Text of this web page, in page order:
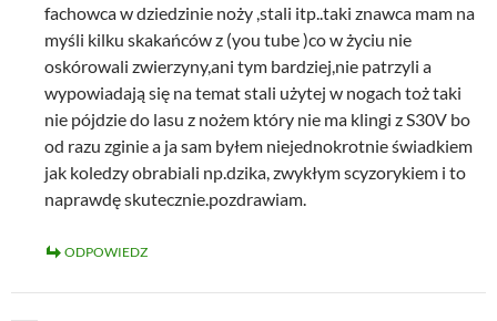
fachowca w dziedzinie noży ,stali itp..taki znawca mam na
myśli kilku skakańców z (you tube )co w życiu nie
oskórowali zwierzyny,ani tym bardziej,nie patrzyli a
wypowiadają się na temat stali użytej w nogach toż taki
nie pójdzie do lasu z nożem który nie ma klingi z S30V bo
od razu zginie a ja sam byłem niejednokrotnie świadkiem
jak koledzy obrabiali np.dzika, zwykłym scyzorykiem i to
naprawdę skutecznie.pozdrawiam.
ODPOWIEDZ